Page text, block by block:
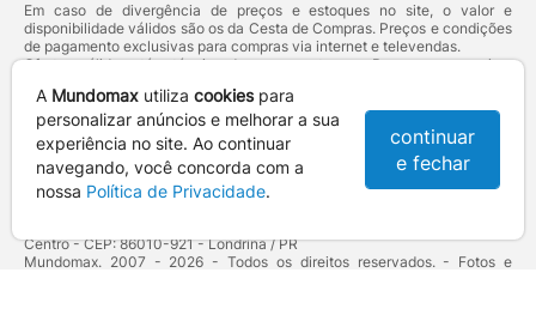
Em caso de divergência de preços e estoques no site, o valor e
disponibilidade válidos são os da Cesta de Compras. Preços e condições
de pagamento exclusivas para compras via internet e televendas.
Ofertas válidas até o término de nossos estoques. Para compras acima
deVenda Corporativa.
Os preços apresentados no site prevalecem sobre outros anunciados em
qualquer outro meio de comunicação ou sites de buscas. Código de
Defesa do Consumidor:Lei nº 8.078.
Vendas sujeitas à confirmação de dados e análises de crédito e risco.
Centro - CEP: 86010-921 - Londrina / PR
Mundomax. 2007 - 2026 - Todos os direitos reservados. - Fotos e
A Mundomax utiliza cookiespara
personalizar anúncios e melhorar a sua
experiência no site. Ao continuar
navegando, você concorda com a
nossa Política de Privacidade.
continuar
e fechar